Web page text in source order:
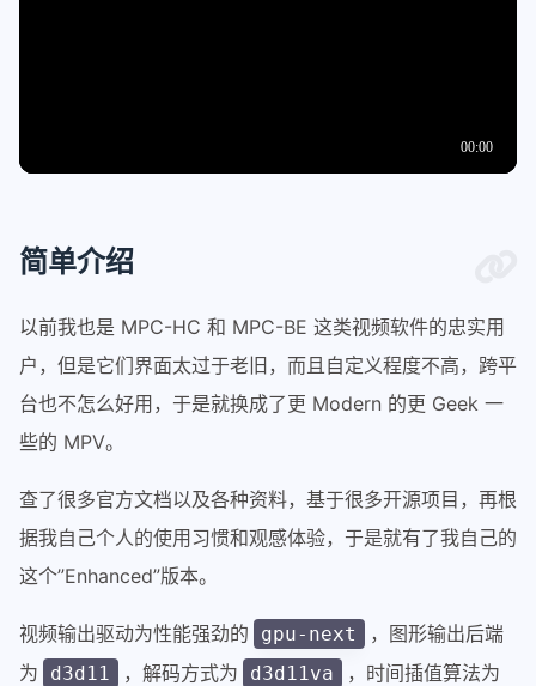
简单介绍
以前我也是 MPC-HC 和 MPC-BE 这类视频软件的忠实用
户，但是它们界面太过于老旧，而且自定义程度不高，跨平
台也不怎么好用，于是就换成了更 Modern 的更 Geek 一
些的 MPV。
查了很多官方文档以及各种资料，基于很多开源项目，再根
据我自己个人的使用习惯和观感体验，于是就有了我自己的
这个”Enhanced”版本。
视频输出驱动为性能强劲的 gpu-next
，图形输出后端
为
d3d11 ，解码方式为 d3d11va ，时间插值算法为